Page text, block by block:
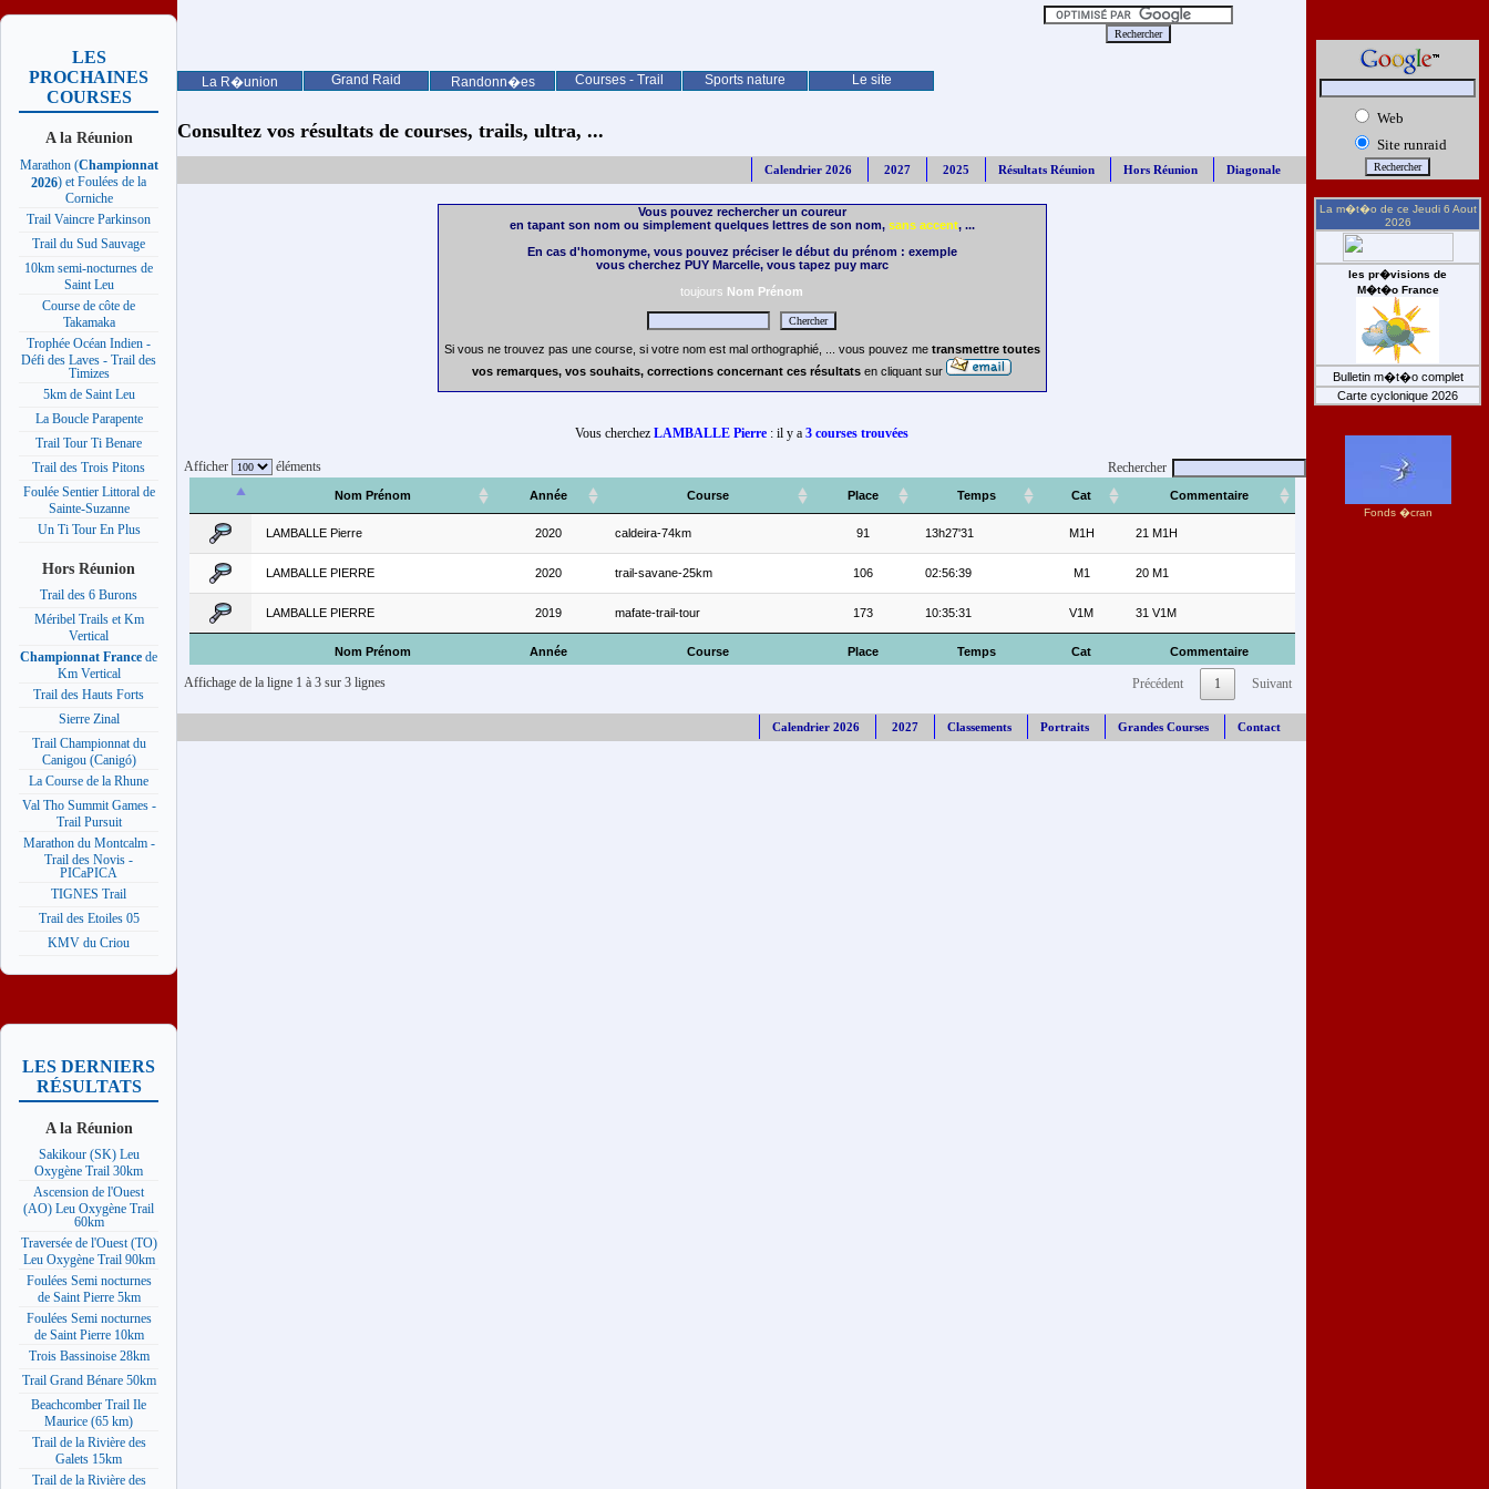
La R�union Grand Raid Randonn�es Courses - Trail Sports nature Le site
LES
PROCHAINES
COURSES
A la Réunion
Marathon (Championnat
2026) et Foulées de la
Corniche
Trail Vaincre Parkinson
Trail du Sud Sauvage
10km semi-nocturnes de
Saint Leu
Course de côte de
Takamaka
Trophée Océan Indien -
Défi des Laves - Trail des
Timizes
5km de Saint Leu
La Boucle Parapente
Trail Tour Ti Benare
Trail des Trois Pitons
Foulée Sentier Littoral de
Sainte-Suzanne
Un Ti Tour En Plus
Hors Réunion
Trail des 6 Burons
Méribel Trails et Km
Vertical
Championnat France de
Km Vertical
Trail des Hauts Forts
Sierre Zinal
Trail Championnat du
Canigou (Canigó)
La Course de la Rhune
Val Tho Summit Games -
Trail Pursuit
Marathon du Montcalm -
Trail des Novis -
PICaPICA
TIGNES Trail
Trail des Etoiles 05
KMV du Criou
LES DERNIERS
RÉSULTATS
A la Réunion
Sakikour (SK) Leu
Oxygène Trail 30km
Ascension de l'Ouest
(AO) Leu Oxygène Trail
60km
Traversée de l'Ouest (TO)
Leu Oxygène Trail 90km
Foulées Semi nocturnes
de Saint Pierre 5km
Foulées Semi nocturnes
de Saint Pierre 10km
Trois Bassinoise 28km
Trail Grand Bénare 50km
Beachcomber Trail Ile
Maurice (65 km)
Trail de la Rivière des
Galets 15km
Trail de la Rivière des
Consultez vos résultats de courses, trails, ultra, ...
Calendrier 2026 2027 2025 Résultats Réunion Hors Réunion Diagonale
Vous pouvez rechercher un coureur
en tapant son nom ou simplement quelques lettres de son nom, sans accent, ...
En cas d'homonyme, vous pouvez préciser le début du prénom : exemple
vous cherchez PUY Marcelle, vous tapez puy marc
toujours Nom Prénom
Si vous ne trouvez pas une course, si votre nom est mal orthographié, ... vous pouvez me transmettre toutes
vos remarques, vos souhaits, corrections concernant ces résultats en cliquant sur
Vous cherchez LAMBALLE Pierre : il y a 3 courses trouvées
Afficher éléments Rechercher
Nom Prénom Année Course Place Temps Cat Commentaire
Nom Prénom Année Course Place Temps Cat Commentaire
LAMBALLE Pierre 2020 caldeira-74km 91 13h27'31 M1H 21 M1H
LAMBALLE PIERRE 2020 trail-savane-25km 106 02:56:39 M1 20 M1
LAMBALLE PIERRE 2019 mafate-trail-tour 173 10:35:31 V1M 31 V1M
Affichage de la ligne 1 à 3 sur 3 lignes Précédent 1 Suivant
Calendrier 2026 2027 Classements Portraits Grandes Courses Contact
Web
Site runraid
La m�t�o de ce Jeudi 6 Aout
2026
les pr�visions de
M�t�o France
Bulletin m�t�o complet
Carte cyclonique 2026
Fonds �cran